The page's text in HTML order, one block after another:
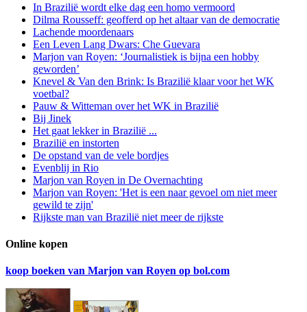
In Brazilië wordt elke dag een homo vermoord
Dilma Rousseff: geofferd op het altaar van de democratie
Lachende moordenaars
Een Leven Lang Dwars: Che Guevara
Marjon van Royen: ‘Journalistiek is bijna een hobby
geworden’
Knevel & Van den Brink: Is Brazilië klaar voor het WK
voetbal?
Pauw & Witteman over het WK in Brazilië
Bij Jinek
Het gaat lekker in Brazilië ...
Brazilië en instorten
De opstand van de vele bordjes
Evenblij in Rio
Marjon van Royen in De Overnachting
Marjon van Royen: 'Het is een naar gevoel om niet meer
gewild te zijn'
Rijkste man van Brazilië niet meer de rijkste
Online kopen
koop boeken van Marjon van Royen op bol.com